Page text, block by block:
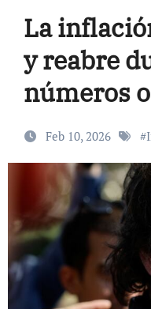
La
y reabre
números
Feb 10, 2026 #